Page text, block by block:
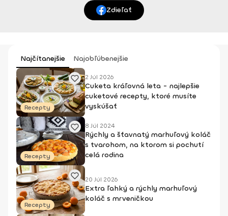
Zdieľať
Najčítanejšie Najobľúbenejšie
Recepty
2 Júl 2026
Cuketa kráľovná leta - najlepšie
cuketové recepty, ktoré musíte
vyskúšať
Recepty
8 Júl 2024
Rýchly a šťavnatý marhuľový koláč
s tvarohom, na ktorom si pochutí
celá rodina
Recepty
20 Júl 2026
Extra ľahký a rýchly marhuľový
koláč s mrveničkou